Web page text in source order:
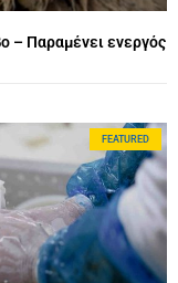
– Παραμένει ενεργός
FEATURED